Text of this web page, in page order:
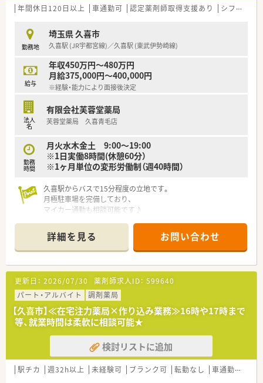
年間休日120日以上 車通勤可 認定薬剤師取得支援あり シフト制
勤務地
埼玉県 久喜市
久喜駅 (JR宇都宮線)／久喜駅 (東武伊勢崎線)
給与
年収450万円～480万円
月給375,000円～400,000円
※経験・能力により面接後決定
法人
名
有限会社芙蓉堂薬局
芙蓉堂薬局 久喜青毛店
勤務
時間
月火水木金土 9:00～19:00
※1日実働8時間(休憩60分）
※1ヶ月単位の変形労働制（週40時間）
久喜駅からバスで15分程度の立地です。
月極駐車場を完備しており、
マイカー通勤も相談可能です♪
在宅経験のある方・積極的に挑戦できる方を募集してます。
<こんな会社です>
■東京都・埼玉県エリアにて10店舗以上の調剤薬局を運営して
いる会社です。
■会社全体で在宅医療に積極的に取り組んでおり、1都3県を中
心にネットワークを持ち、在宅専門薬局もございます。
■在宅担当と調剤担当で業務分担をしている為、しっかりとした
労務管理をされており、ライフスタイルに合わせた就業が可能で
す！
■代表が施設と密にコミュニケーションを図っており、都度意見
を取り入れて改善しており、施設に選ばれる薬局を目指していま
す！
■”すべては患者様のために”という経営理念を掲げており、『患
詳細を見る お問い合わせ
更新日： 2026/07/30 薬剤師求人ID： 599640
パート・アルバイト
調剤薬局
【久喜市】≪在宅注力薬局×作り込み業務≫16時や17時まで
等、就業時間は柔軟に相談可能★
検討リストに追加
駅チカ 週32h以上 未経験可 ブランク可 転勤なし 車通勤可